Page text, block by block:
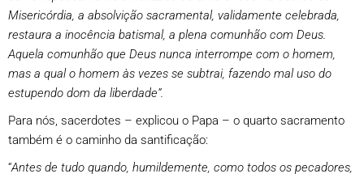
Misericórdia, a absolvição sacramental, validamente celebrada,
restaura a inocência batismal, a plena comunhão com Deus.
Aquela comunhão que Deus nunca interrompe com o homem,
mas a qual o homem às vezes se subtrai, fazendo mal uso do
estupendo dom da liberdade”.
Para nós, sacerdotes – explicou o Papa – o quarto sacramento
também é o caminho da santificação:
“Antes de tudo quando, humildemente, como todos os pecadores,